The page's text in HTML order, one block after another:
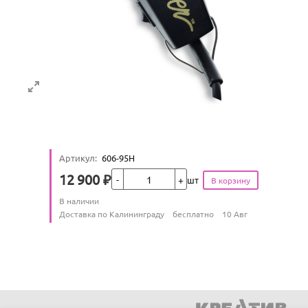
Артикул: 606-95H
Цена
12 900 ₽Кол-во шт
Количество
В наличии
Условия доставки
Доставка по Калининграду бесплатно 10 Авг